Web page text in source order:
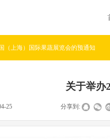
（上海）国际果蔬展览会的预通知
关于举办
25 分享到: